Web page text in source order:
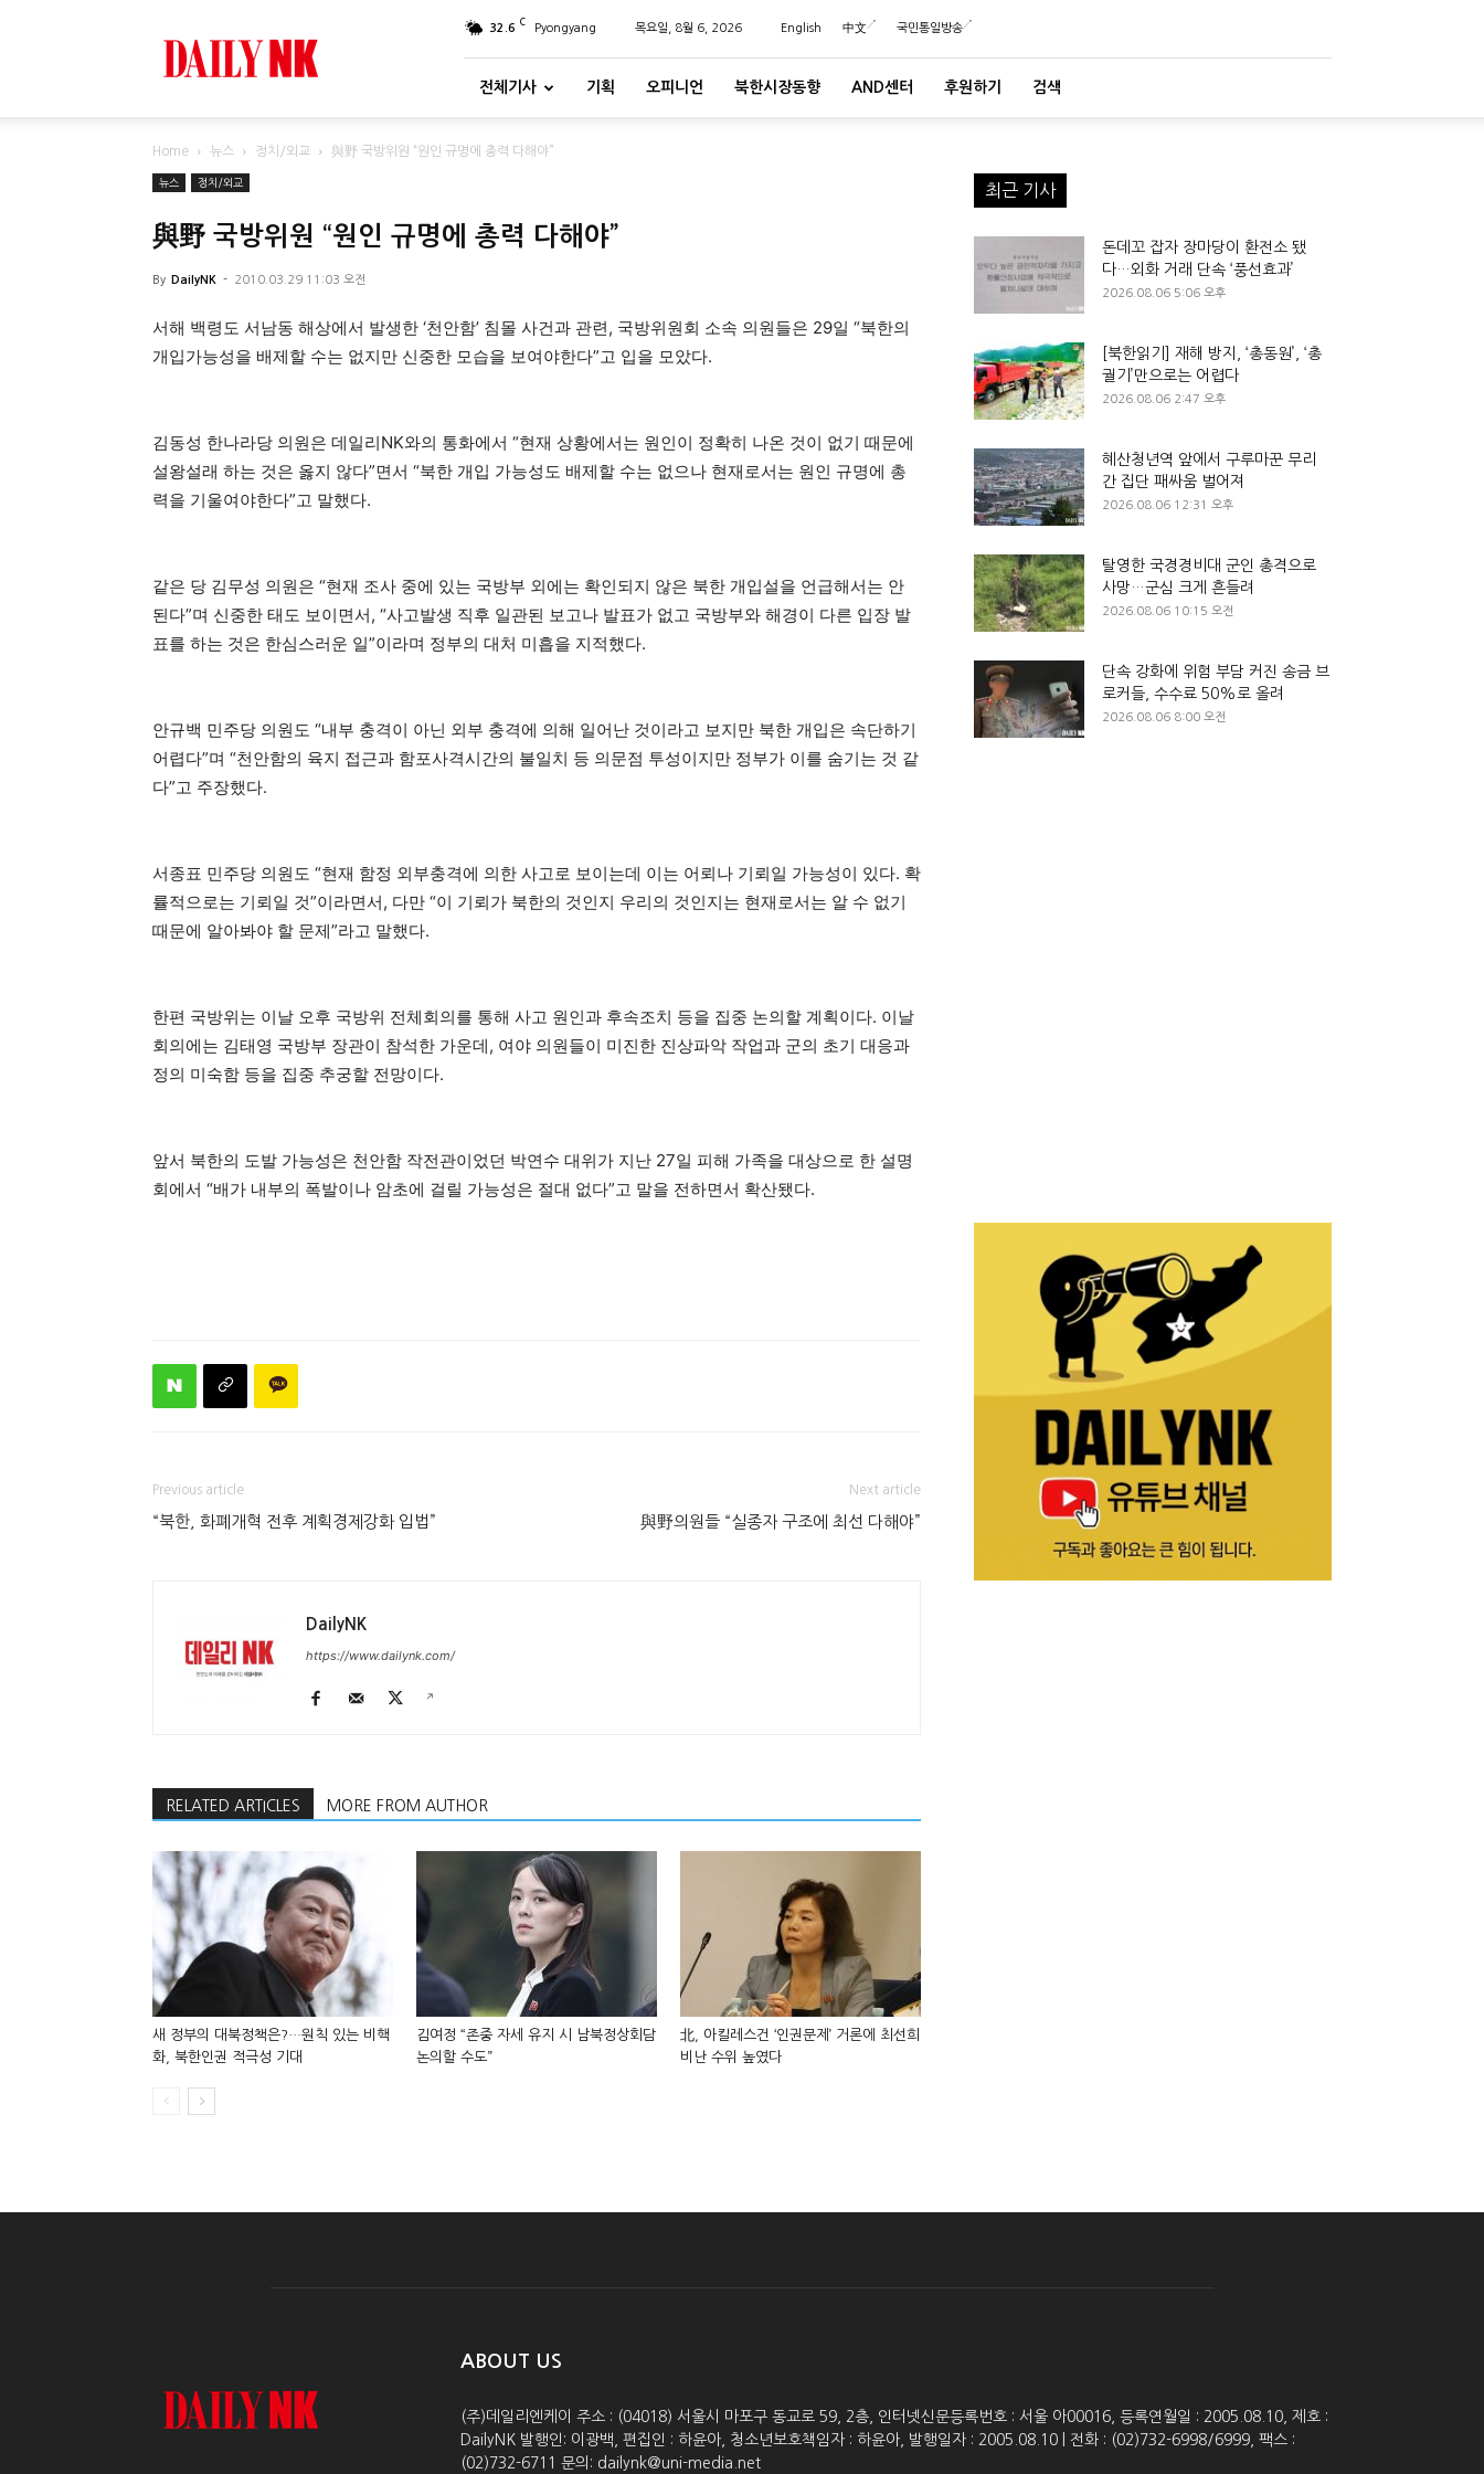
32.6 C Pyongyang 목요일, 8월 6, 2026 English 中文 국민통일방송
전체기사 기획 오피니언 북한시장동향 AND센터 후원하기 검색
Home 뉴스 정치/외교 與野 국방위원 “원인 규명에 총력 다해야”
뉴스 정치/외교
與野 국방위원 “원인 규명에 총력 다해야”
By DailyNK - 2010.03.29 11:03 오전
서해 백령도 서남동 해상에서 발생한 ‘천안함’ 침몰 사건과 관련, 국방위원회 소속 의원들은 29일 “북한의
개입가능성을 배제할 수는 없지만 신중한 모습을 보여야한다”고 입을 모았다.
김동성 한나라당 의원은 데일리NK와의 통화에서 “현재 상황에서는 원인이 정확히 나온 것이 없기 때문에
설왕설래 하는 것은 옳지 않다”면서 “북한 개입 가능성도 배제할 수는 없으나 현재로서는 원인 규명에 총
력을 기울여야한다”고 말했다.
같은 당 김무성 의원은 “현재 조사 중에 있는 국방부 외에는 확인되지 않은 북한 개입설을 언급해서는 안
된다”며 신중한 태도 보이면서, “사고발생 직후 일관된 보고나 발표가 없고 국방부와 해경이 다른 입장 발
표를 하는 것은 한심스러운 일”이라며 정부의 대처 미흡을 지적했다.
안규백 민주당 의원도 “내부 충격이 아닌 외부 충격에 의해 일어난 것이라고 보지만 북한 개입은 속단하기
어렵다”며 “천안함의 육지 접근과 함포사격시간의 불일치 등 의문점 투성이지만 정부가 이를 숨기는 것 같
다”고 주장했다.
서종표 민주당 의원도 “현재 함정 외부충격에 의한 사고로 보이는데 이는 어뢰나 기뢰일 가능성이 있다. 확
률적으로는 기뢰일 것”이라면서, 다만 “이 기뢰가 북한의 것인지 우리의 것인지는 현재로서는 알 수 없기
때문에 알아봐야 할 문제”라고 말했다.
한편 국방위는 이날 오후 국방위 전체회의를 통해 사고 원인과 후속조치 등을 집중 논의할 계획이다. 이날
회의에는 김태영 국방부 장관이 참석한 가운데, 여야 의원들이 미진한 진상파악 작업과 군의 초기 대응과
정의 미숙함 등을 집중 추궁할 전망이다.
앞서 북한의 도발 가능성은 천안함 작전관이었던 박연수 대위가 지난 27일 피해 가족을 대상으로 한 설명
회에서 “배가 내부의 폭발이나 암초에 걸릴 가능성은 절대 없다”고 말을 전하면서 확산됐다.
Previous article
“북한, 화폐개혁 전후 계획경제강화 입법”
Next article
與野의원들 “실종자 구조에 최선 다해야”
DailyNK
https://www.dailynk.com/
RELATED ARTICLES MORE FROM AUTHOR
새 정부의 대북정책은?…원칙 있는 비핵
화, 북한인권 적극성 기대
김여정 “존중 자세 유지 시 남북정상회담
논의할 수도”
北, 아킬레스건 ‘인권문제’ 거론에 최선희
비난 수위 높였다
최근 기사
돈데꼬 잡자 장마당이 환전소 됐
다…외화 거래 단속 ‘풍선효과’
2026.08.06 5:06 오후
[북한읽기] 재해 방지, ‘총동원’, ‘총
궐기’만으로는 어렵다
2026.08.06 2:47 오후
혜산청년역 앞에서 구루마꾼 무리
간 집단 패싸움 벌어져
2026.08.06 12:31 오후
탈영한 국경경비대 군인 총격으로
사망…군심 크게 흔들려
2026.08.06 10:15 오전
단속 강화에 위험 부담 커진 송금 브
로커들, 수수료 50%로 올려
2026.08.06 8:00 오전
ABOUT US
(주)데일리엔케이 주소 : (04018) 서울시 마포구 동교로 59, 2층, 인터넷신문등록번호 : 서울 아00016, 등록연월일 : 2005.08.10, 제호 :
DailyNK 발행인: 이광백, 편집인 : 하윤아, 청소년보호책임자 : 하윤아, 발행일자 : 2005.08.10 | 전화 : (02)732-6998/6999, 팩스 :
(02)732-6711 문의: dailynk@uni-media.net